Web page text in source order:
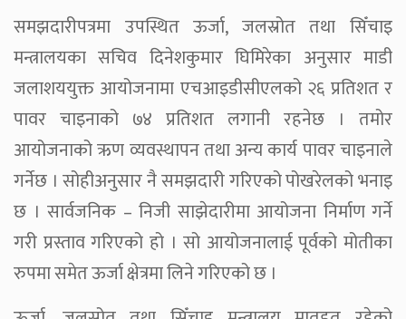
समझदारीपत्रमा उपस्थित ऊर्जा, जलस्रोत तथा सिँचाइ
मन्त्रालयका सचिव दिनेशकुमार घिमिरेका अनुसार माडी
जलाशययुक्त आयोजनामा एचआइडीसीएलको २६ प्रतिशत र
पावर चाइनाको ७४ प्रतिशत लगानी रहनेछ । तमोर
आयोजनाको ऋण व्यवस्थापन तथा अन्य कार्य पावर चाइनाले
गर्नेछ । सोहीअनुसार नै समझदारी गरिएको पोखरेलको भनाइ
छ । सार्वजनिक – निजी साझेदारीमा आयोजना निर्माण गर्ने
गरी प्रस्ताव गरिएको हो । सो आयोजनालाई पूर्वको मोतीका
रुपमा समेत ऊर्जा क्षेत्रमा लिने गरिएको छ ।